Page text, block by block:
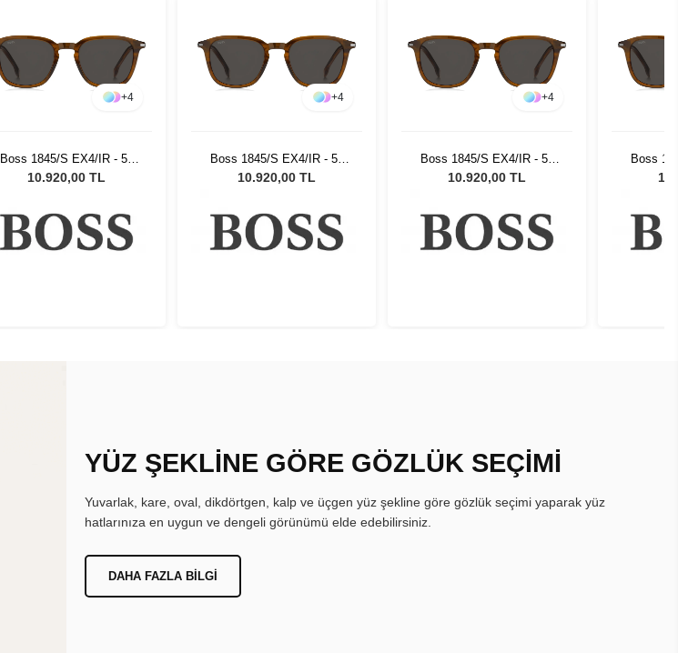
+4
Boss 1845/S EX4/IR - 51
Unisex Güneş Gözlüğü
10.920,00 TL
+4
Boss 1845/S EX4/IR - 51
Unisex Güneş Gözlüğü
10.920,00 TL
+4
Boss 1845/S EX4/IR - 51
Unisex Güneş Gözlüğü
10.920,00 TL
Boss
YÜZ ŞEKLİNE GÖRE GÖZLÜK SEÇİMİ
Yuvarlak, kare, oval, dikdörtgen, kalp ve üçgen yüz şekline göre gözlük seçimi yaparak yüz
hatlarınıza en uygun ve dengeli görünümü elde edebilirsiniz.
DAHA FAZLA BILGI